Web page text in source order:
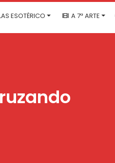
ESOTÉRICO A 7ª ARTE